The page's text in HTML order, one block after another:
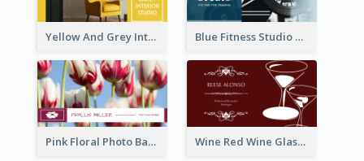
Yellow And Grey Interior Studio Business Card Blue Fitness Studio Business Card
Pink Floral Photo Background Photographer Business Card Wine Red Wine Glass Bartender Business Card